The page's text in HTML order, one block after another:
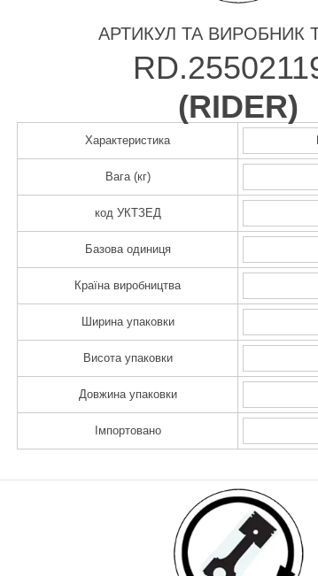
АРТИКУЛ ТА ВИРОБНИК
(RIDER)
Характеристика
Вага (кг)
код УКТЗЕД
Базова одиниця
Країна виробництва
Ширина упаковки
Висота упаковки
Довжина упаковки
Імпортовано